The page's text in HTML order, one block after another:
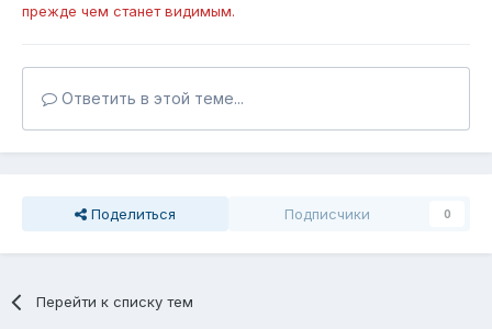
прежде чем станет видимым.
Ответить в этой теме...
Поделиться Подписчики 0
Перейти к списку тем